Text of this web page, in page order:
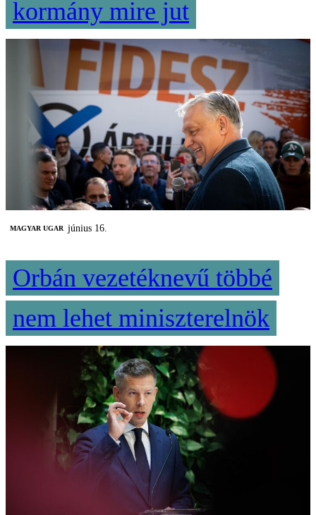
kormány mire jut
MAGYAR UGAR június 16.
Orbán vezetéknevű többé
nem lehet miniszterelnök